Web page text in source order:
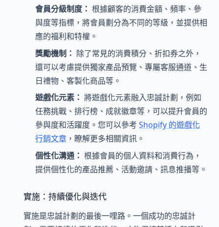
會員分級制度： 根據顧客的消費金額、頻率、參
與度等指標，將會員劃分為不同的等級，並提供相
應的福利和特權。
獎勵機制： 除了常見的消費積分、折扣券之外，
還可以考慮提供獨家產品預覽、專屬客服通道、生
日禮物、客製化商品等。
遊戲化元素： 將遊戲化元素融入忠誠計劃，例如
任務挑戰、排行榜、成就徽章等，可以提升會員的
參與度和活躍度。您可以參考 Shopify 的遊戲化
行銷文章 ，瞭解更多相關資訊。
個性化溝通： 根據會員的個人資料和消費行為，
提供個性化的產品推薦、活動邀請、訊息推播等。
實施：持續優化與迭代
實施是忠誠計劃的最後一哩路。一個成功的忠誠計